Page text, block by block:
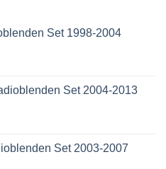
Set 1998-2004
Set 2004-2013
Set 2003-2007